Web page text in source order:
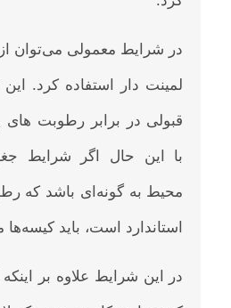
در شرایط معمولی می‌توان
لمینت دار استفاده کرد.
قبولی در برابر رطوبت های
با این حال اگر شرایط
محیط به گونه‌ای باشد که
استاندارد است، باید کیسه‌ها
در این شرایط علاوه بر